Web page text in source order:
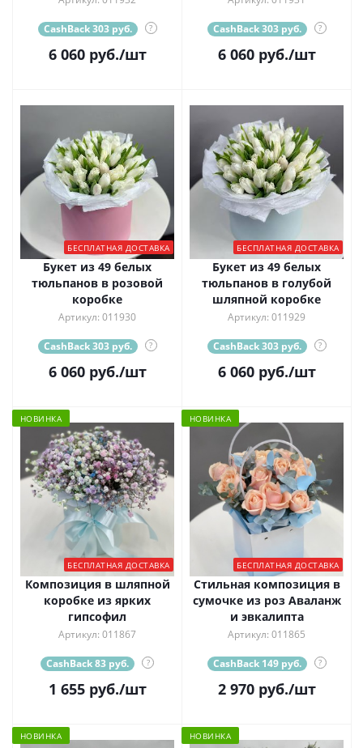
CashBack 303 руб. ?
6 060руб./шт
CashBack 303 руб. ?
6 060руб./шт
БЕСПЛАТНАЯ ДОСТАВКА
Букет из 49 белых
тюльпанов в розовой
коробке
Артикул: 011930
CashBack 303 руб. ?
6 060руб./шт
БЕСПЛАТНАЯ ДОСТАВКА
Букет из 49 белых
тюльпанов в голубой
шляпной коробке
Артикул: 011929
CashBack 303 руб. ?
6 060руб./шт
НОВИНКА
БЕСПЛАТНАЯ ДОСТАВКА
Композиция в шляпной
коробке из ярких
гипсофил
Артикул: 011867
CashBack 83 руб. ?
1 655руб./шт
НОВИНКА
БЕСПЛАТНАЯ ДОСТАВКА
Стильная композиция в
сумочке из роз Аваланж
и эвкалипта
Артикул: 011865
CashBack 149 руб. ?
2 970руб./шт
НОВИНКА НОВИНКА